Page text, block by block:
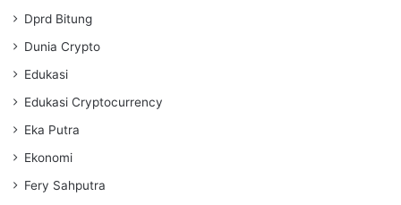
Dprd Bitung
Dunia Crypto
Edukasi
Edukasi Cryptocurrency
Eka Putra
Ekonomi
Fery Sahputra